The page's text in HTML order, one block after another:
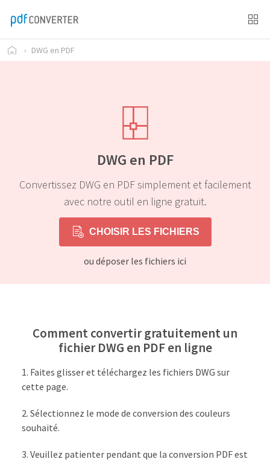
› DWG en PDF
DWG en PDF
Convertissez DWG en PDF simplement et facilement
avec notre outil en ligne gratuit.
CHOISIR LES FICHIERS
ou déposer les fichiers ici
Comment convertir gratuitement un
fichier DWG en PDF en ligne
Faites glisser et téléchargez les fichiers DWG sur
cette page.
Sélectionnez le mode de conversion des couleurs
souhaité.
Veuillez patienter pendant que la conversion PDF est